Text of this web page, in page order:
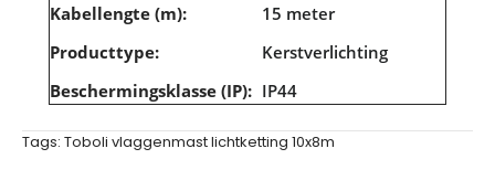
Kabellengte (m):
15 meter
Producttype:
Kerstverlichting
Beschermingsklasse (IP): IP44
Tags: Toboli vlaggenmast lichtketting 10x8m